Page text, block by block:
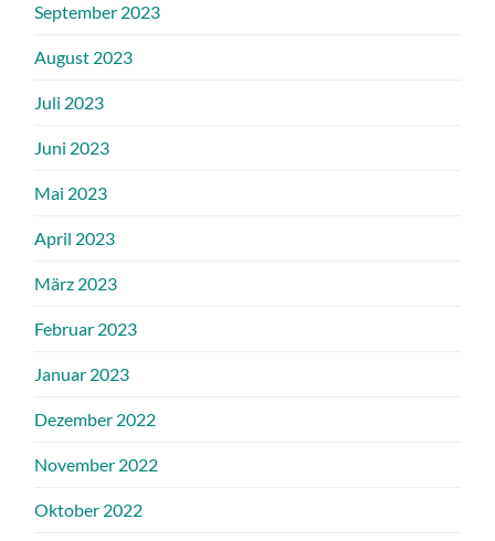
September 2023
August 2023
Juli 2023
Juni 2023
Mai 2023
April 2023
März 2023
Februar 2023
Januar 2023
Dezember 2022
November 2022
Oktober 2022